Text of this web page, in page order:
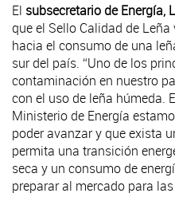
El subsecretario de Energía,
que el Sello Calidad de
hacia el consumo de una
sur del país. “Uno de los
contaminación en nuestro
con el uso de leña húmeda.
Ministerio de Energía
poder avanzar y que exista
permita una transición
seca y un consumo de
preparar al mercado para